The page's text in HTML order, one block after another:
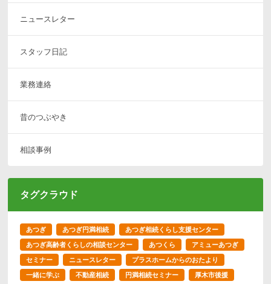
ニュースレター
スタッフ日記
業務連絡
昔のつぶやき
相談事例
タグクラウド
あつぎ あつぎ円満相続 あつぎ相続くらし支援センター
あつぎ高齢者くらしの相談センター あつくら アミューあつぎ
セミナー ニュースレター プラスホームからのおたより
一緒に学ぶ 不動産相続 円満相続セミナー 厚木市後援